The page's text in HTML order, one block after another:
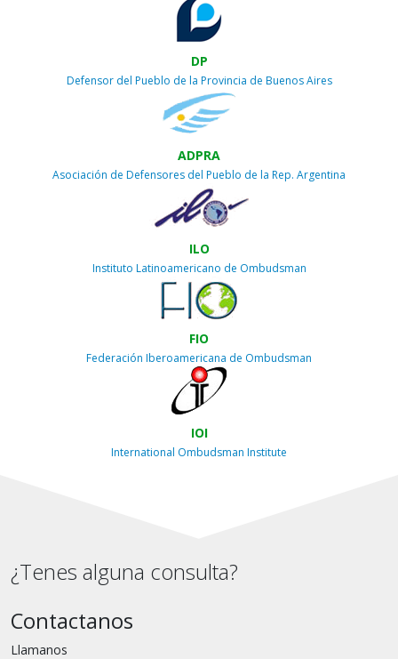
DP
Defensor del Pueblo de la Provincia de Buenos Aires
ADPRA
Asociación de Defensores del Pueblo de la Rep. Argentina
ILO
Instituto Latinoamericano de Ombudsman
FIO
Federación Iberoamericana de Ombudsman
IOI
International Ombudsman Institute
¿Tenes alguna consulta?
Contactanos
Llamanos